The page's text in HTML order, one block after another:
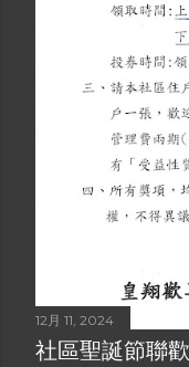
12月 11, 2024
社區聖誕節聯